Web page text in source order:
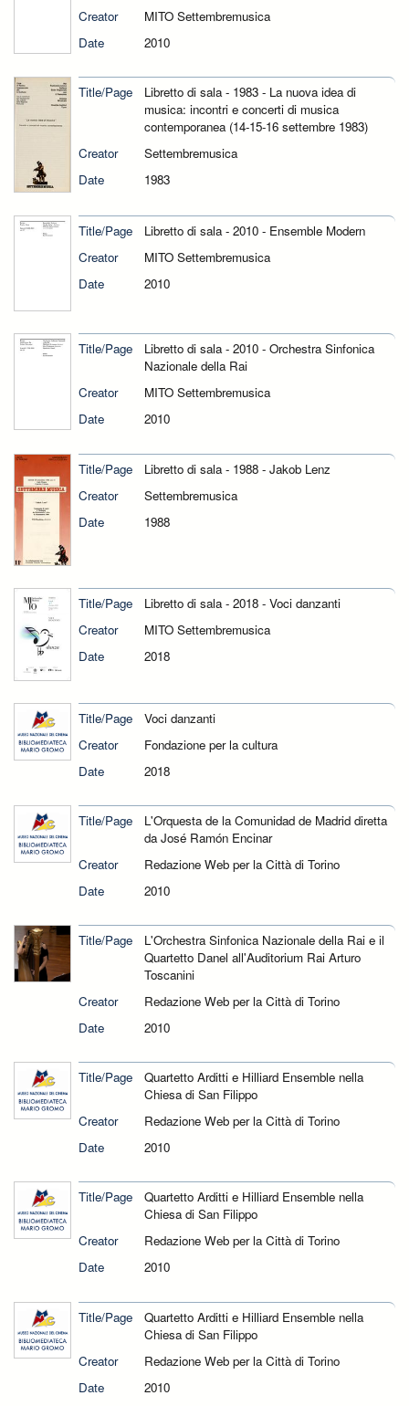
Creator
MITO Settembremusica
Date
2010
Title/Page
Libretto di sala - 1983 - La nuova idea di
musica: incontri e concerti di musica
contemporanea (14-15-16 settembre 1983)
Creator
Settembremusica
Date
1983
Title/Page
Libretto di sala - 2010 - Ensemble Modern
Creator
MITO Settembremusica
Date
2010
Title/Page
Libretto di sala - 2010 - Orchestra Sinfonica
Nazionale della Rai
Creator
MITO Settembremusica
Date
2010
Title/Page
Libretto di sala - 1988 - Jakob Lenz
Creator
Settembremusica
Date
1988
Title/Page
Libretto di sala - 2018 - Voci danzanti
Creator
MITO Settembremusica
Date
2018
Title/Page
Voci danzanti
Creator
Fondazione per la cultura
Date
2018
Title/Page
L'Orquesta de la Comunidad de Madrid diretta
da José Ramón Encinar
Creator
Redazione Web per la Città di Torino
Date
2010
Title/Page
L'Orchestra Sinfonica Nazionale della Rai e il
Quartetto Danel all'Auditorium Rai Arturo
Toscanini
Creator
Redazione Web per la Città di Torino
Date
2010
Title/Page
Quartetto Arditti e Hilliard Ensemble nella
Chiesa di San Filippo
Creator
Redazione Web per la Città di Torino
Date
2010
Title/Page
Quartetto Arditti e Hilliard Ensemble nella
Chiesa di San Filippo
Creator
Redazione Web per la Città di Torino
Date
2010
Title/Page
Quartetto Arditti e Hilliard Ensemble nella
Chiesa di San Filippo
Creator
Redazione Web per la Città di Torino
Date
2010